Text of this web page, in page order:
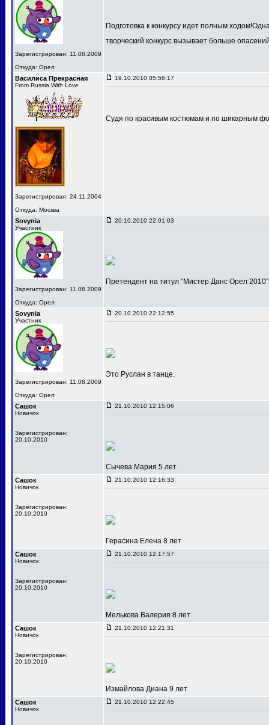
Зарегистрирован: 11.08.2009
Откуда: Орел
Подготовка к конкурсу идет полным
творческий конкурс вызывает больше
Василиса Прекрасная
From Russia With Love
Зарегистрирован: 24.11.2004
Откуда: Москва
19.10.2010 05:56:17
Судя по красивым костюмам и по шикарным
Sovynia
Участник
Зарегистрирован: 11.08.2009
Откуда: Орел
20.10.2010 22:01:03
Претендент на титул "Мистер Данс Орел
Sovynia
Участник
Зарегистрирован: 11.08.2009
Откуда: Орел
20.10.2010 22:12:55
Это Руслан в танце.
Сашок
Новичок
Зарегистрирован:
20.10.2010
21.10.2010 12:15:06
Сычева Мария 5 лет
Сашок
Новичок
Зарегистрирован:
20.10.2010
21.10.2010 12:16:33
Герасина Елена 8 лет
Сашок
Новичок
Зарегистрирован:
20.10.2010
21.10.2010 12:17:57
Мелькова Валерия 8 лет
Сашок
Новичок
Зарегистрирован:
20.10.2010
21.10.2010 12:21:31
Измайлова Диана 9 лет
Сашок
Новичок
21.10.2010 12:22:45